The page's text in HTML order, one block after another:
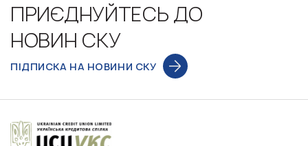
ПРИЄДНУЙТЕСЬ ДО
НОВИН СКУ
ПІДПИСКА НА НОВИНИ СКУ